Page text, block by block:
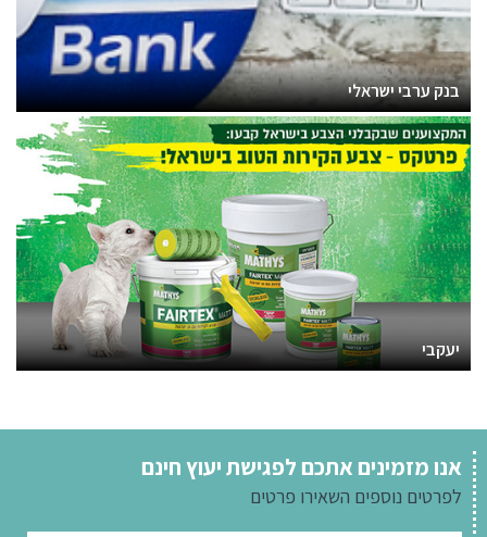
בנק ערבי ישראלי
יעקבי
אנו מזמינים אתכם לפגישת יעוץ חינם
לפרטים נוספים השאירו פרטים